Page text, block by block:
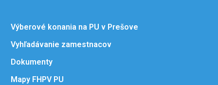
Výberové konania na PU v Prešove
Vyhľadávanie zamestnacov
Dokumenty
Mapy FHPV PU